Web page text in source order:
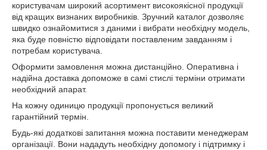
користувачам широкий асортимент високоякісної продукції
від кращих визнаних виробників. Зручний каталог дозволяє
швидко ознайомитися з даними і вибрати необхідну модель,
яка буде повністю відповідати поставленим завданням і
потребам користувача.
Оформити замовлення можна дистанційно. Оперативна і
надійна доставка допоможе в самі стислі терміни отримати
необхідний апарат.
На кожну одиницю продукції пропонується великий
гарантійний термін.
Будь-які додаткові запитання можна поставити менеджерам
організації. Вони нададуть необхідну допомогу і підтримку і